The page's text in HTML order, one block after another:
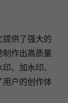
供了强大的
制作出高质量
、加水印、
用户的创作体